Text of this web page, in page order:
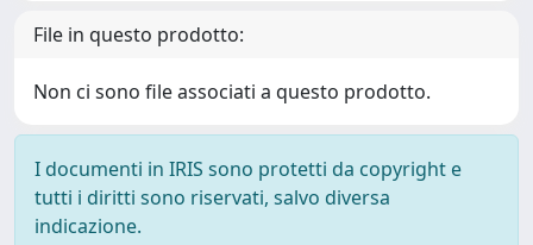
File in questo prodotto:
Non ci sono file associati a questo prodotto.
I documenti in IRIS sono protetti da copyright e
tutti i diritti sono riservati, salvo diversa
indicazione.